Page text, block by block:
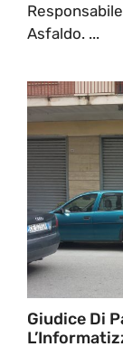
Asfaldo. ...
Giudice Di